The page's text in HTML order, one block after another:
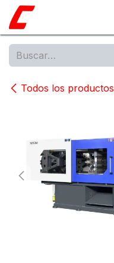
Ir al contenido
Todos los productos